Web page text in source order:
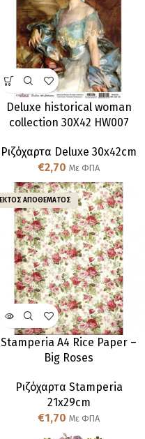
Deluxe historical woman
collection 30X42 HW007
Ριζόχαρτα Deluxe 30x42cm
€2,70 Με ΦΠΑ
ΕΚΤΌΣ ΑΠΟΘΈΜΑΤΟΣ
Stamperia A4 Rice Paper –
Big Roses
Ριζόχαρτα Stamperia
21x29cm
€1,70 Με ΦΠΑ